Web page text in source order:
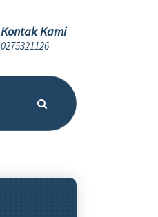
Kontak Kami
0275321126